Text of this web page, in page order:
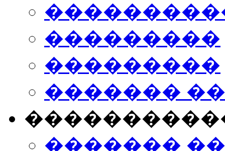
���������
���������
�������
�������